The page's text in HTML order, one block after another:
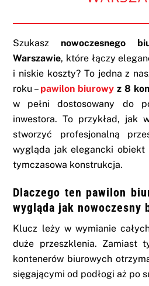
Szukasz nowoczesnego
Warszawie, które łączy
i niskie koszty? To jedna z
roku – pawilon biurowy z 8
w pełni dostosowany do
inwestora. To przykład, jak
stworzyć profesjonalną
wygląda jak elegancki obiekt
tymczasowa konstrukcja.
Dlaczego ten pawilon
wygląda jak nowoczesny
Klucz leży w wymianie
duże przeszklenia. Zamiast
kontenerów biurowych
sięgającymi od podłogi aż po